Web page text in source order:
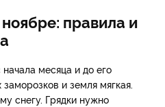
правила и
месяца и до его
и земля мягкая.
снегу. Грядки нужно